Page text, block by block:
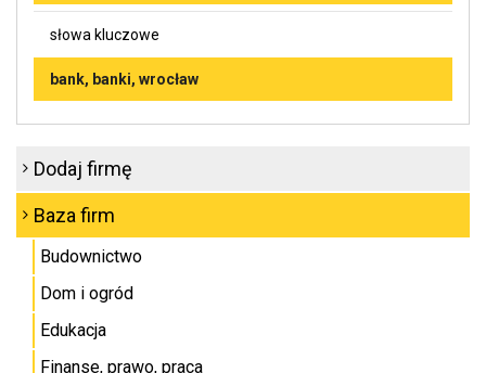
słowa kluczowe
bank, banki, wrocław
Dodaj firmę
Baza firm
Budownictwo
Dom i ogród
Edukacja
Finanse, prawo, praca